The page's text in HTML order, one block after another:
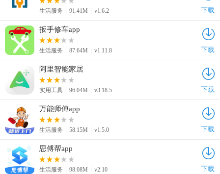
生活服务 91.41M v1.6.2 下载
扳手修车app
生活服务 87.64M v1.11.8 下载
阿里智能家居
实用工具 96.04M v3.18.5 下载
万能师傅app
生活服务 58.15M v1.5.0 下载
思傅帮app
生活服务 98.08M v2.10 下载